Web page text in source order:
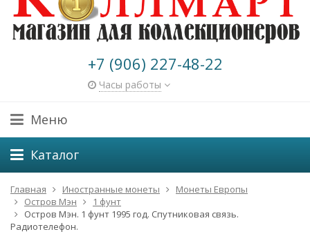
+7 (906) 227-48-22
Часы работы
Меню
Каталог
Главная Иностранные монеты
Монеты Европы
Остров Мэн
1 фунт
Остров Мэн. 1 фунт 1995 год. Спутниковая связь.
Радиотелефон.